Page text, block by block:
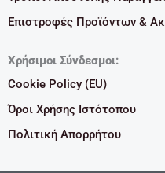
Επιστροφές Προϊόντων &
Χρήσιμοι Σύνδεσμοι:
Cookie Policy (EU)
Όροι Χρήσης Ιστότοπου
Πολιτική Απορρήτου